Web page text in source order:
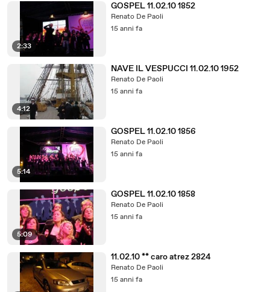
2:33
GOSPEL 11.02.10 1852
Renato De Paoli
15 anni fa
4:12
NAVE IL VESPUCCI 11.02.10 1952
Renato De Paoli
15 anni fa
5:14
GOSPEL 11.02.10 1856
Renato De Paoli
15 anni fa
5:09
GOSPEL 11.02.10 1858
Renato De Paoli
15 anni fa
11.02.10 ** caro atrez 2824
Renato De Paoli
15 anni fa